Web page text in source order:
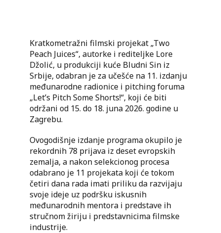
Kratkometražni filmski projekat „Two
Peach Juices“, autorke i rediteljke Lore
Džolić, u produkciji kuće Bludni Sin iz
Srbije, odabran je za učešće na 11. izdanju
međunarodne radionice i pitching foruma
„Let’s Pitch Some Shorts!“, koji će biti
održani od 15. do 18. juna 2026. godine u
Zagrebu.
Ovogodišnje izdanje programa okupilo je
rekordnih 78 prijava iz deset evropskih
zemalja, a nakon selekcionog procesa
odabrano je 11 projekata koji će tokom
četiri dana rada imati priliku da razvijaju
svoje ideje uz podršku iskusnih
međunarodnih mentora i predstave ih
stručnom žiriju i predstavnicima filmske
industrije.